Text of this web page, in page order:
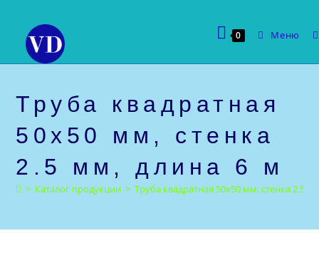
содержимому
0 Меню
Труба квадратная
50х50 мм, стенка
2.5 мм, длина 6 м
> Каталог продукции > Труба квадратная 50х50 мм, стенка 2.5